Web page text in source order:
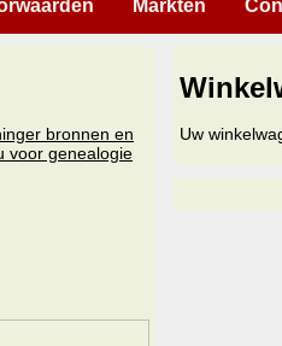
Markten
bronnen en
voor genealogie
Uw